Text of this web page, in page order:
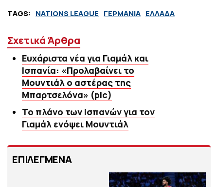
TAGS: NATIONS LEAGUE ΓΕΡΜΑΝΙΑ ΕΛΛΑΔΑ
Σχετικά Άρθρα
Ευχάριστα νέα για Γιαμάλ και
Ισπανία: «Προλαβαίνει το
Μουντιάλ ο αστέρας της
Μπαρτσελόνα» (pic)
Το πλάνο των Ισπανών για τον
Γιαμάλ ενόψει Μουντιάλ
ΕΠΙΛΕΓΜΕΝΑ